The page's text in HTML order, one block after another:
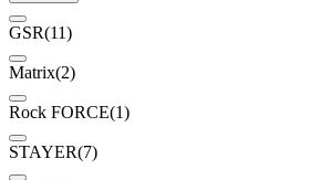
GSR(11)
Matrix(2)
Rock FORCE(1)
STAYER(7)